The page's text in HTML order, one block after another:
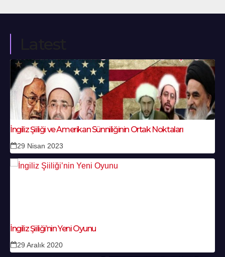
İngiliz Şiiliği ve Amerikan Sünniliğinin Ortak Noktaları
29 Nisan 2023
İngiliz Şiiliği’nin Yeni Oyunu
29 Aralık 2020